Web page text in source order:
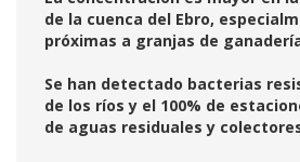
de la cuenca del Ebro,
próximas a granjas de
Se han detectado bacterias
de los ríos y el 100% de
de aguas residuales y